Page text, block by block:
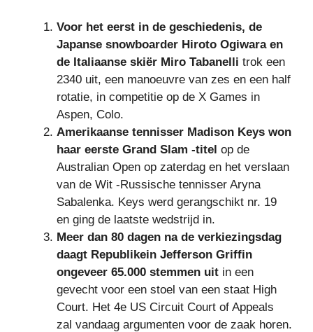
Voor het eerst in de geschiedenis, de
Japanse snowboarder Hiroto Ogiwara en
de Italiaanse skiër Miro Tabanelli trok een
2340 uit, een manoeuvre van zes en een half
rotatie, in competitie op de X Games in
Aspen, Colo.
Amerikaanse tennisser Madison Keys won
haar eerste Grand Slam -titel op de
Australian Open op zaterdag en het verslaan
van de Wit -Russische tennisser Aryna
Sabalenka. Keys werd gerangschikt nr. 19
en ging de laatste wedstrijd in.
Meer dan 80 dagen na de verkiezingsdag
daagt Republikein Jefferson Griffin
ongeveer 65.000 stemmen uit in een
gevecht voor een stoel van een staat High
Court. Het 4e US Circuit Court of Appeals
zal vandaag argumenten voor de zaak horen.